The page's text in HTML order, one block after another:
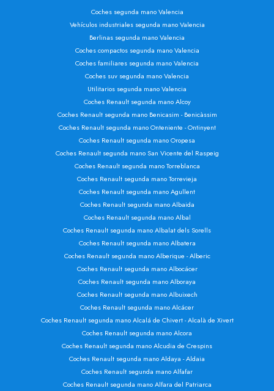
Coches segunda mano Valencia
Vehículos industriales segunda mano Valencia
Berlinas segunda mano Valencia
Coches compactos segunda mano Valencia
Coches familiares segunda mano Valencia
Coches suv segunda mano Valencia
Utilitarios segunda mano Valencia
Coches Renault segunda mano Alcoy
Coches Renault segunda mano Benicasim - Benicàssim
Coches Renault segunda mano Onteniente - Ontinyent
Coches Renault segunda mano Oropesa
Coches Renault segunda mano San Vicente del Raspeig
Coches Renault segunda mano Torreblanca
Coches Renault segunda mano Torrevieja
Coches Renault segunda mano Agullent
Coches Renault segunda mano Albaida
Coches Renault segunda mano Albal
Coches Renault segunda mano Albalat dels Sorells
Coches Renault segunda mano Albatera
Coches Renault segunda mano Alberique - Alberic
Coches Renault segunda mano Albocácer
Coches Renault segunda mano Alboraya
Coches Renault segunda mano Albuixech
Coches Renault segunda mano Alcácer
Coches Renault segunda mano Alcalá de Chivert - Alcalà de Xivert
Coches Renault segunda mano Alcora
Coches Renault segunda mano Alcudia de Crespins
Coches Renault segunda mano Aldaya - Aldaia
Coches Renault segunda mano Alfafar
Coches Renault segunda mano Alfara del Patriarca